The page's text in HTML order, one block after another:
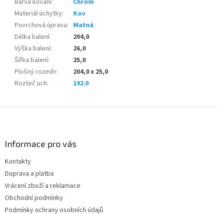
Materiál úchytky:
Kov
Povrchová úprava: Matná
Délka balení:
204,0
Výška balení:
26,0
Šířka balení:
25,0
Plošný rozměr:
204,0 x 25,0
Rozteč uch: 192.0
Informace pro vás
Kontakty
Doprava a platba
Vrácení zboží a reklamace
Obchodní podmínky
Podmínky ochrany osobních údajů